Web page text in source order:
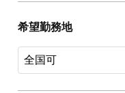
希望勤務地